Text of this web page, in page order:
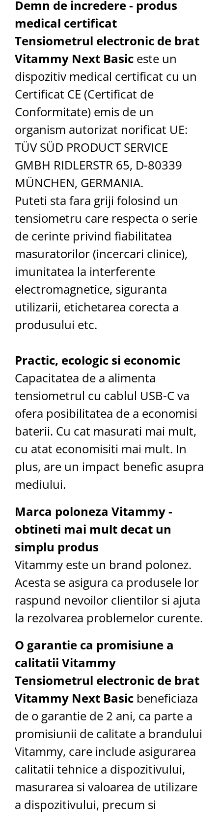
Demn de incredere - produs
medical certificat
Tensiometrul electronic de brat
Vitammy Next Basic este un
dispozitiv medical certificat cu un
Certificat CE (Certificat de
Conformitate) emis de un
organism autorizat norificat UE:
TÜV SÜD PRODUCT SERVICE
GMBH RIDLERSTR 65, D-80339
MÜNCHEN, GERMANIA.
Puteti sta fara griji folosind un
tensiometru care respecta o serie
de cerinte privind fiabilitatea
masuratorilor (incercari clinice),
imunitatea la interferente
electromagnetice, siguranta
utilizarii, etichetarea corecta a
produsului etc.
Practic, ecologic si economic
Capacitatea de a alimenta
tensiometrul cu cablul USB-C va
ofera posibilitatea de a economisi
baterii. Cu cat masurati mai mult,
cu atat economisiti mai mult. In
plus, are un impact benefic asupra
mediului.
Marca poloneza Vitammy -
obtineti mai mult decat un
simplu produs
Vitammy este un brand polonez.
Acesta se asigura ca produsele lor
raspund nevoilor clientilor si ajuta
la rezolvarea problemelor curente.
O garantie ca promisiune a
calitatii Vitammy
Tensiometrul electronic de brat
Vitammy Next Basic beneficiaza
de o garantie de 2 ani, ca parte a
promisiunii de calitate a brandului
Vitammy, care include asigurarea
calitatii tehnice a dispozitivului,
masurarea si valoarea de utilizare
a dispozitivului, precum si